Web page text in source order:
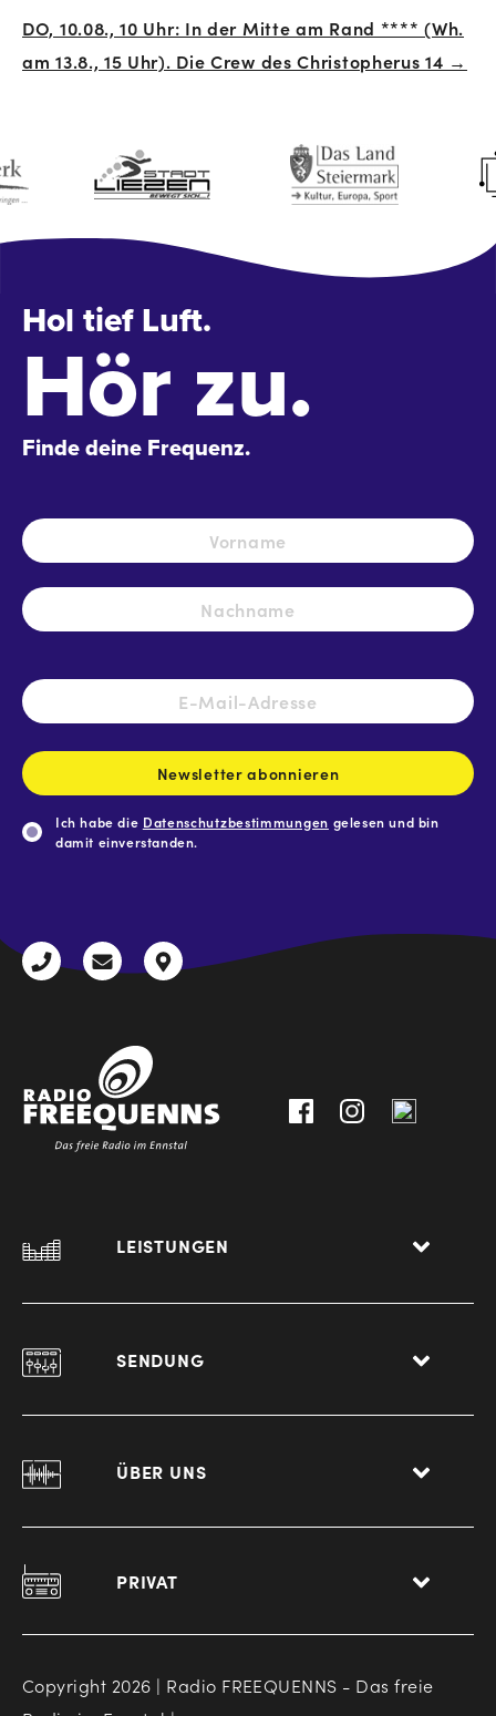
DO, 10.08., 10 Uhr: In der Mitte am Rand **** (Wh.
am 13.8., 15 Uhr). Die Crew des Christopherus 14 →
Hol tief Luft.
Hör zu.
Finde deine Frequenz.
Name *
E-
Mail-
Newsletter abonnieren
Ich habe die Datenschutzbestimmungen gelesen und bin
damit einverstanden.
+43
radio@freequenns.at
Kulturhausstraße
LEISTUNGEN
SENDUNG
ÜBER UNS
PRIVAT
Copyright 2026 | Radio FREEQUENNS - Das freie